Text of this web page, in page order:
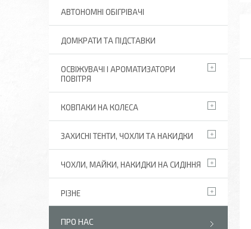
АВТОНОМНІ ОБІГРІВАЧІ
ДОМКРАТИ ТА ПІДСТАВКИ
ОСВІЖУВАЧІ І АРОМАТИЗАТОРИ
ПОВІТРЯ
КОВПАКИ НА КОЛЕСА
ЗАХИСНІ ТЕНТИ, ЧОХЛИ ТА НАКИДКИ
ЧОХЛИ, МАЙКИ, НАКИДКИ НА СИДІННЯ
РІЗНЕ
ПРО НАС